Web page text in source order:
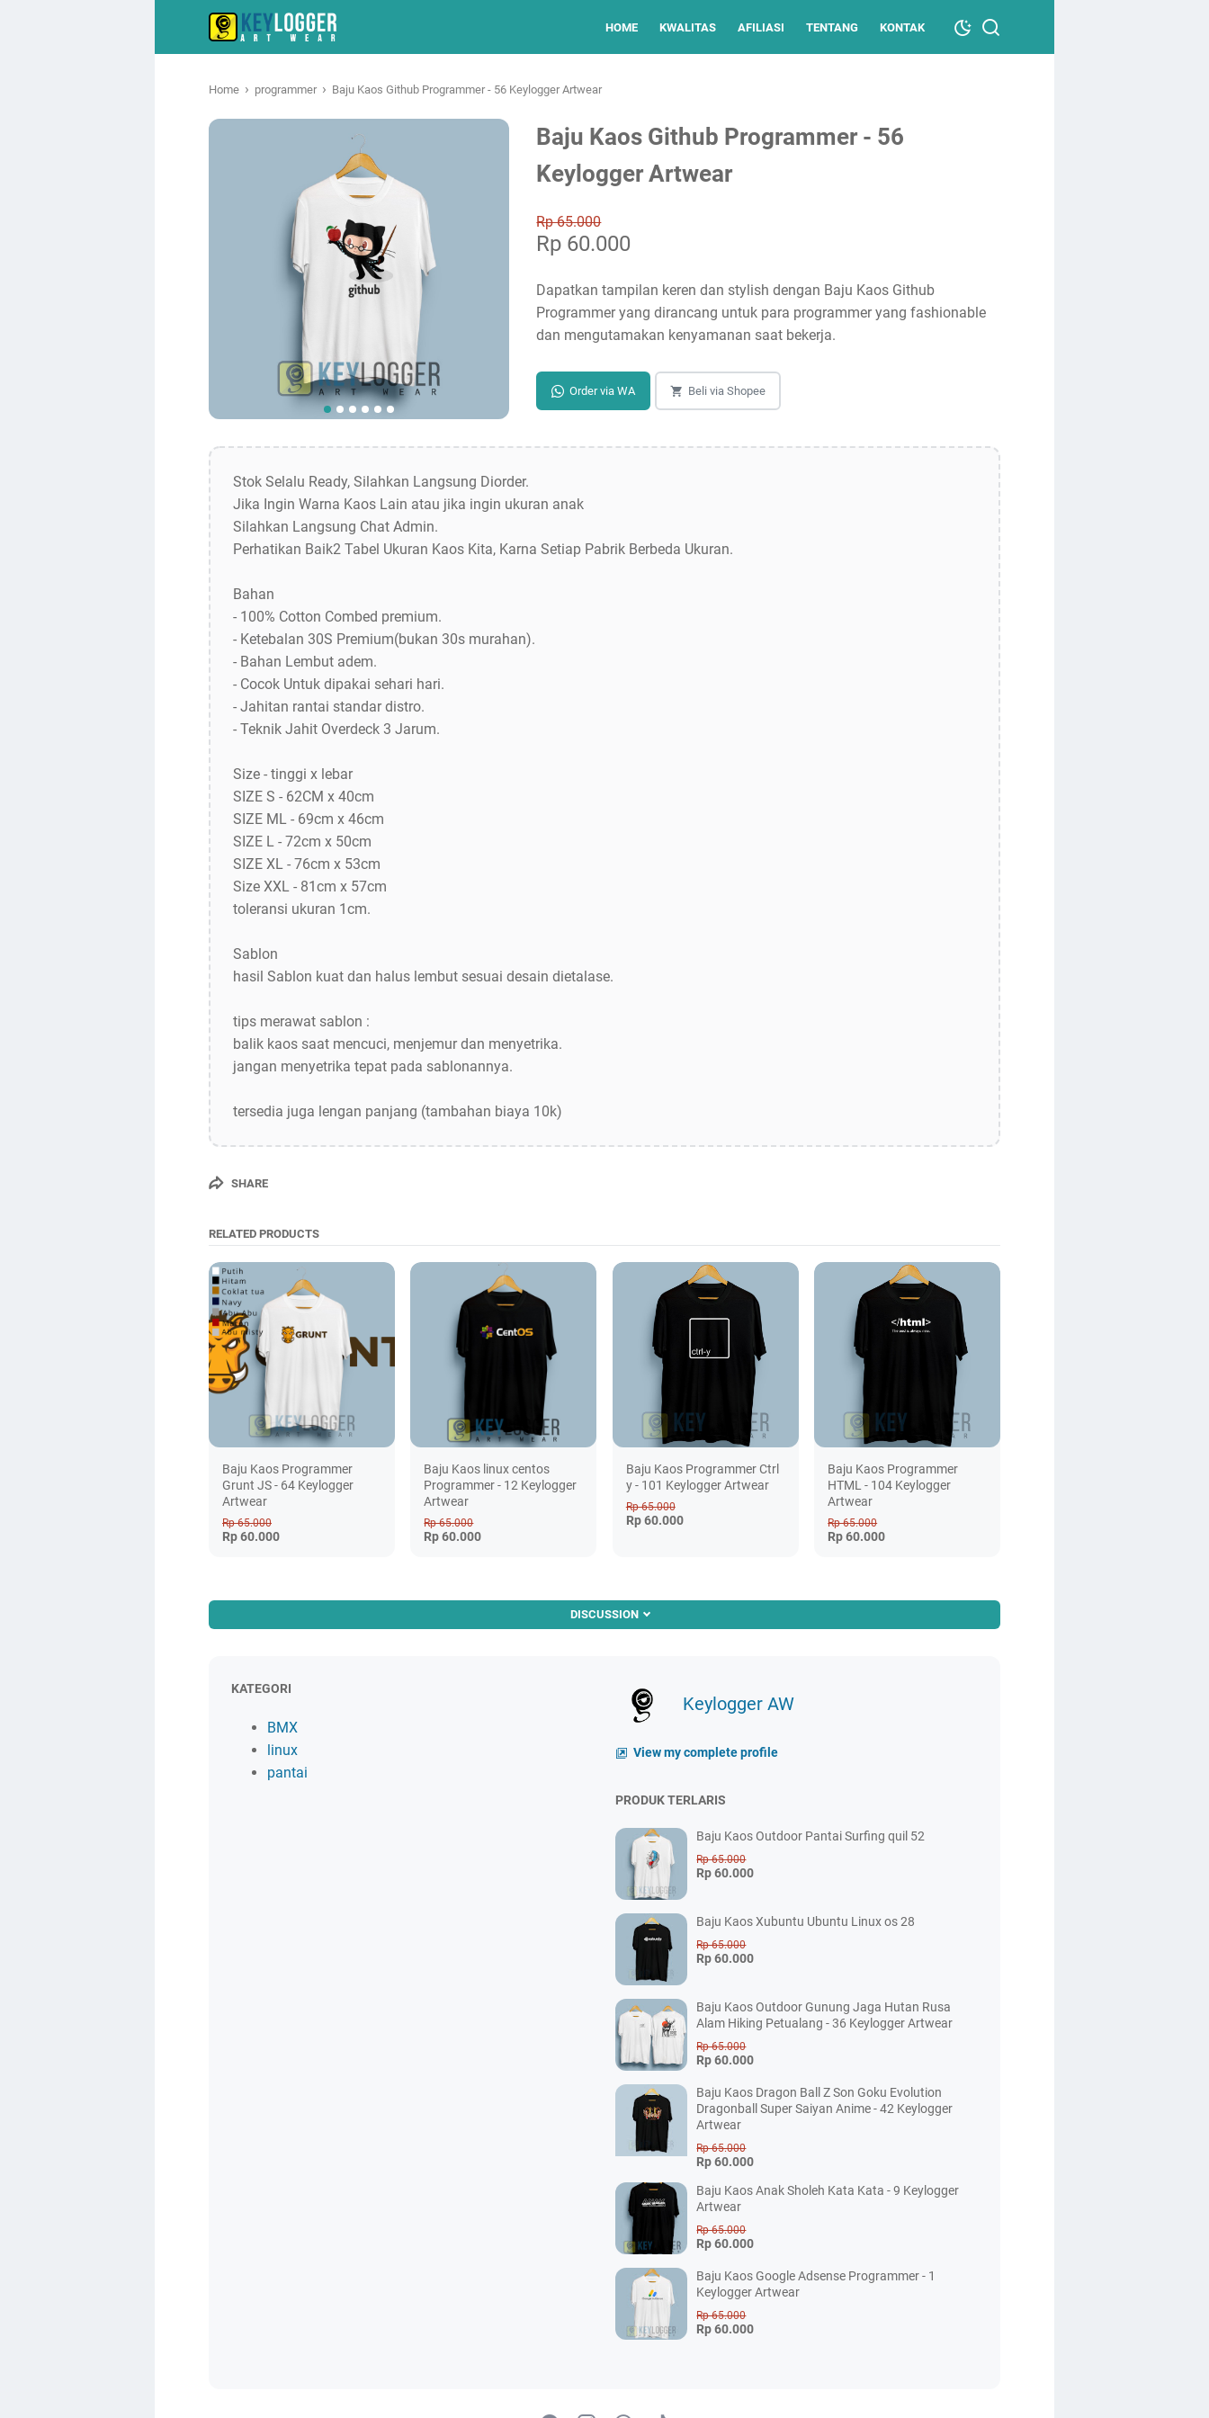
HOME KWALITAS AFILIASI TENTANG KONTAK
Home › programmer › Baju Kaos Github Programmer - 56 Keylogger Artwear
Baju Kaos Github Programmer - 56
Keylogger Artwear
Rp 65.000
Rp 60.000
Dapatkan tampilan keren dan stylish dengan Baju Kaos Github
Programmer yang dirancang untuk para programmer yang fashionable
dan mengutamakan kenyamanan saat bekerja.
Order via WA Beli via Shopee
Stok Selalu Ready, Silahkan Langsung Diorder.
Jika Ingin Warna Kaos Lain atau jika ingin ukuran anak
Silahkan Langsung Chat Admin.
Perhatikan Baik2 Tabel Ukuran Kaos Kita, Karna Setiap Pabrik Berbeda Ukuran.
Bahan
- 100% Cotton Combed premium.
- Ketebalan 30S Premium(bukan 30s murahan).
- Bahan Lembut adem.
- Cocok Untuk dipakai sehari hari.
- Jahitan rantai standar distro.
- Teknik Jahit Overdeck 3 Jarum.
Size - tinggi x lebar
SIZE S - 62CM x 40cm
SIZE ML - 69cm x 46cm
SIZE L - 72cm x 50cm
SIZE XL - 76cm x 53cm
Size XXL - 81cm x 57cm
toleransi ukuran 1cm.
Sablon
hasil Sablon kuat dan halus lembut sesuai desain dietalase.
tips merawat sablon :
balik kaos saat mencuci, menjemur dan menyetrika.
jangan menyetrika tepat pada sablonannya.
tersedia juga lengan panjang (tambahan biaya 10k)
SHARE
RELATED PRODUCTS
Baju Kaos Programmer
Grunt JS - 64 Keylogger
Artwear
Rp 65.000
Rp 60.000
Baju Kaos linux centos
Programmer - 12 Keylogger
Artwear
Rp 65.000
Rp 60.000
Baju Kaos Programmer Ctrl
y - 101 Keylogger Artwear
Rp 65.000
Rp 60.000
Baju Kaos Programmer
HTML - 104 Keylogger
Artwear
Rp 65.000
Rp 60.000
DISCUSSION
KATEGORI
BMX
linux
pantai
Keylogger AW
View my complete profile
PRODUK TERLARIS
Baju Kaos Outdoor Pantai Surfing quil 52
Rp 65.000
Rp 60.000
Baju Kaos Xubuntu Ubuntu Linux os 28
Rp 65.000
Rp 60.000
Baju Kaos Outdoor Gunung Jaga Hutan Rusa
Alam Hiking Petualang - 36 Keylogger Artwear
Rp 65.000
Rp 60.000
Baju Kaos Dragon Ball Z Son Goku Evolution
Dragonball Super Saiyan Anime - 42 Keylogger
Artwear
Rp 65.000
Rp 60.000
Baju Kaos Anak Sholeh Kata Kata - 9 Keylogger
Artwear
Rp 65.000
Rp 60.000
Baju Kaos Google Adsense Programmer - 1
Keylogger Artwear
Rp 65.000
Rp 60.000